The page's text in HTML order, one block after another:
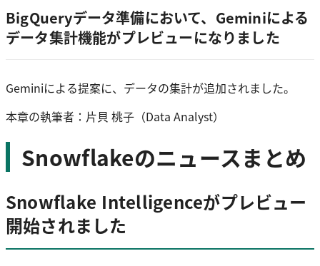
BigQueryデータ準備において、Geminiによる
データ集計機能がプレビューになりました
Geminiによる提案に、データの集計が追加されました。
本章の執筆者：片貝 桃子（Data Analyst）
Snowflakeのニュースまとめ
Snowflake Intelligenceがプレビュー
開始されました